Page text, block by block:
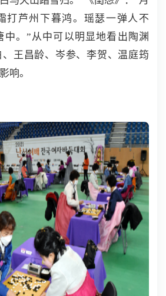
打芦州下暮鸿。瑶瑟一弹人不
中。”从中可以明显地看出陶渊
王昌龄、岑参、李贺、温庭筠
响。